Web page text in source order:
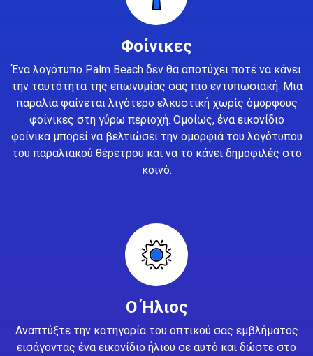
Φοίνικες
Ένα λογότυπο Palm Beach δεν θα αποτύχει ποτέ να κάνει
την ταυτότητα της επωνυμίας σας πιο εντυπωσιακή. Μια
παραλία φαίνεται λιγότερο ελκυστική χωρίς όμορφους
φοίνικες στη γύρω περιοχή. Ομοίως, ένα εικονίδιο
φοίνικα μπορεί να βελτιώσει την ομορφιά του λογότυπου
του παραλιακού θέρετρου και να το κάνει δημοφιλές στο
κοινό.
Ο Ήλιος
Αναπτύξτε την κατηγορία του οπτικού σας εμβλήματος
εισάγοντας ένα εικονίδιο ήλιου σε αυτό και δώστε στο